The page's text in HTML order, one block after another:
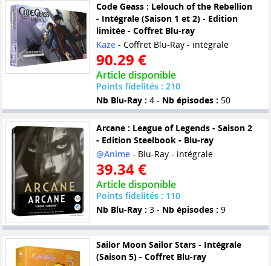
Code Geass : Lelouch of the Rebellion
- Intégrale (Saison 1 et 2) - Edition
limitée - Coffret Blu-ray
Kaze- Coffret Blu-Ray - intégrale
90.29 €
Article disponible
Points fidelités : 210
Nb Blu-Ray : 4 - Nb épisodes : 50
Arcane : League of Legends - Saison 2
- Edition Steelbook - Blu-ray
@Anime- Blu-Ray - intégrale
39.34 €
Article disponible
Points fidelités : 110
Nb Blu-Ray : 3 - Nb épisodes : 9
Sailor Moon Sailor Stars - Intégrale
(Saison 5) - Coffret Blu-ray